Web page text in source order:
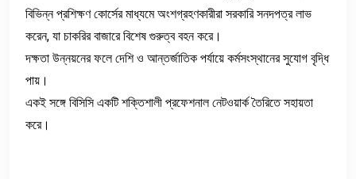
বিভিন্ন প্রশিক্ষণ কোর্সের মাধ্যমে অংশগ্রহণকারীরা সরকারি সনদপত্র লাভ
করেন, যা চাকরির বাজারে বিশেষ গুরুত্ব বহন করে।
দক্ষতা উন্নয়নের ফলে দেশি ও আন্তর্জাতিক পর্যায়ে কর্মসংস্থানের সুযোগ বৃদ্ধি
পায়।
একই সঙ্গে বিসিসি একটি শক্তিশালী প্রফেশনাল নেটওয়ার্ক তৈরিতে সহায়তা
করে।